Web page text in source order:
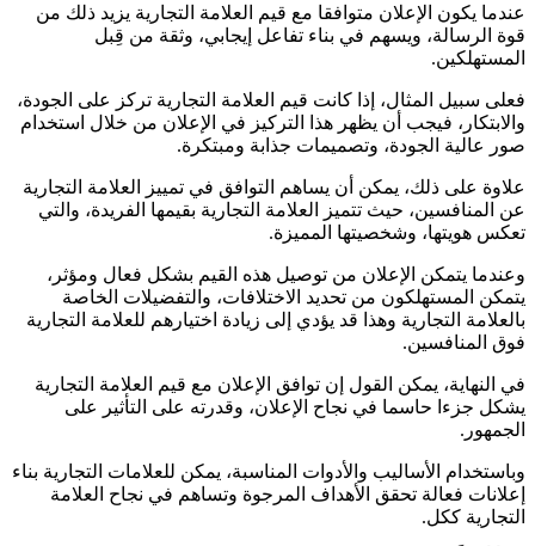
عندما يكون الإعلان متوافقا مع قيم العلامة التجارية يزيد ذلك من
قوة الرسالة، ويسهم في بناء تفاعل إيجابي، وثقة من قِبل
المستهلكين.
فعلى سبيل المثال، إذا كانت قيم العلامة التجارية تركز على الجودة،
والابتكار، فيجب أن يظهر هذا التركيز في الإعلان من خلال استخدام
صور عالية الجودة، وتصميمات جذابة ومبتكرة.
علاوة على ذلك، يمكن أن يساهم التوافق في تمييز العلامة التجارية
عن المنافسين، حيث تتميز العلامة التجارية بقيمها الفريدة، والتي
تعكس هويتها، وشخصيتها المميزة.
وعندما يتمكن الإعلان من توصيل هذه القيم بشكل فعال ومؤثر،
يتمكن المستهلكون من تحديد الاختلافات، والتفضيلات الخاصة
بالعلامة التجارية وهذا قد يؤدي إلى زيادة اختيارهم للعلامة التجارية
فوق المنافسين.
في النهاية، يمكن القول إن توافق الإعلان مع قيم العلامة التجارية
يشكل جزءا حاسما في نجاح الإعلان، وقدرته على التأثير على
الجمهور.
وباستخدام الأساليب والأدوات المناسبة، يمكن للعلامات التجارية بناء
إعلانات فعالة تحقق الأهداف المرجوة وتساهم في نجاح العلامة
التجارية ككل.